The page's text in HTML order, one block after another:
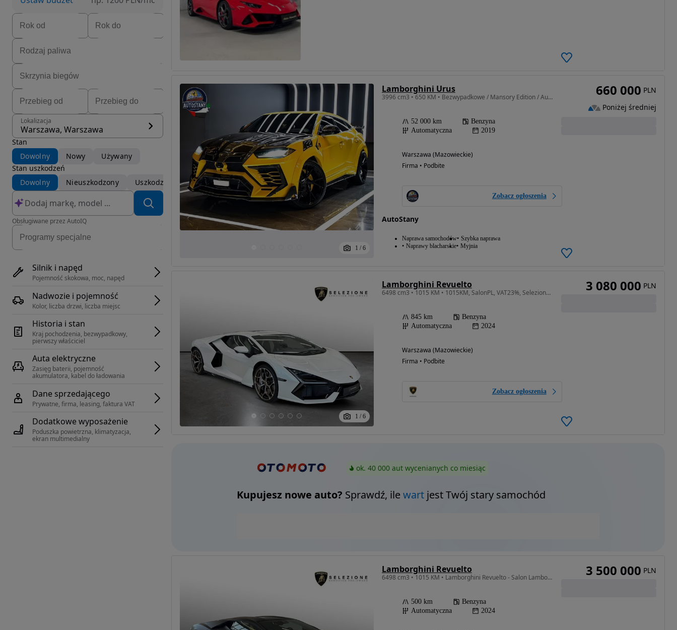
Lokalizacja
Warszawa, Warszawa
Stan
Dowolny
Nowy
Używany
Stan uszkodzeń
Dowolny
Nieuszkodzony Uszkodzony
Obsługiwane przez AutoIQ
Silnik i napęd
Pojemność skokowa, moc, napęd
Nadwozie i pojemność
Kolor, liczba drzwi, liczba miejsc
Historia i stan
Kraj pochodzenia, bezwypadkowy,
pierwszy właściciel
Auta elektryczne
Zasięg baterii, pojemność
akumulatora, kabel do ładowania
Dane sprzedającego
Prywatne, firma, leasing, faktura VAT
Dodatkowe wyposażenie
Poduszka powietrzna, klimatyzacja,
ekran multimedialny
1 / 6
Lamborghini Urus
3996 cm3 • 650 KM • Bezwypadkowe / Mansory Edition / Auto Sprawdzone
52 000 km
Benzyna
Automatyczna
2019
Warszawa (Mazowieckie)
Firma • Podbite
Zobacz ogłoszenia
AutoStany
Naprawa samochodów Szybka naprawa
Naprawy blacharskie Myjnia
660 000 PLN
Poniżej średniej
1 / 6
Lamborghini Revuelto
6498 cm3 • 1015 KM • 1015KM, SalonPL, VAT23%, Selezione, dostępny od ręki
845 km
Benzyna
Automatyczna
2024
Warszawa (Mazowieckie)
Firma • Podbite
Zobacz ogłoszenia
3 080 000 PLN
ok. 40 000 aut wycenianych co miesiąc
Kupujesz nowe auto? Sprawdź, ilewartjest Twój stary samochód
Lamborghini Revuelto
6498 cm3 • 1015 KM • Lamborghini Revuelto - Salon Lamborghini Warszawa
500 km
Benzyna
Automatyczna
2024
3 500 000 PLN